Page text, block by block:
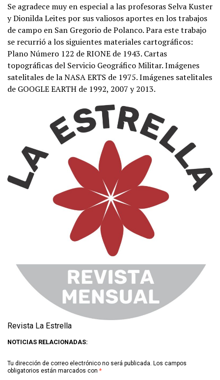
Se agradece muy en especial a las profesoras Selva Kuster
y Dionilda Leites por sus valiosos aportes en los trabajos
de campo en San Gregorio de Polanco. Para este trabajo
se recurrió a los siguientes materiales cartográficos:
Plano Número 122 de RIONE de 1943. Cartas
topográficas del Servicio Geográfico Militar. Imágenes
satelitales de la NASA ERTS de 1975. Imágenes satelitales
de GOOGLE EARTH de 1992, 2007 y 2013.
Revista La Estrella
NOTICIAS RELACIONADAS:
Tu dirección de correo electrónico no será publicada. Los campos
obligatorios están marcados con *